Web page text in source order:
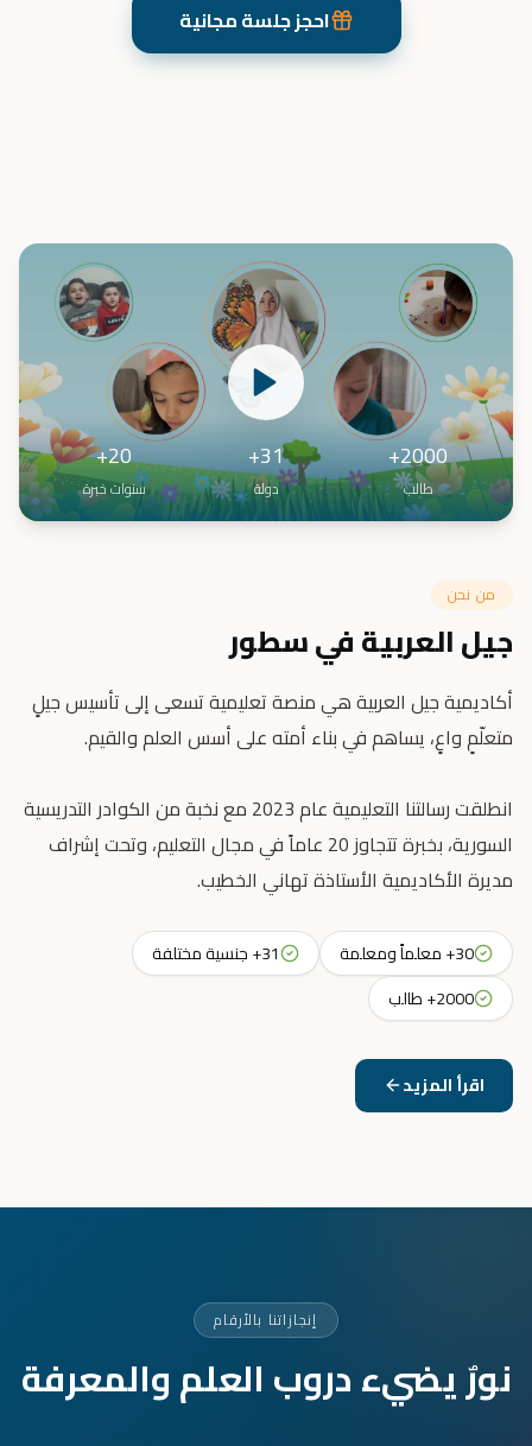
احجز جلسة مجانية
2000+
طالب
31+
دولة
20+
سنوات خبرة
من نحن
جيل العربية في سطور
أكاديمية جيل العربية هي منصة تعليمية تسعى إلى تأسيس جيلٍ
انطلقت رسالتنا التعليمية عام 2023 مع نخبة من الكوادر التدريسية
السورية، بخبرة تتجاوز 20 عاماً في مجال التعليم، وتحت إشراف
مديرة الأكاديمية الأستاذة تهاني الخطيب.
30+ معلماً ومعلمة
31+ جنسية مختلفة
2000+ طالب
اقرأ المزيد
إنجازاتنا بالأرقام
نورٌ يضيء دروب العلم والمعرفة